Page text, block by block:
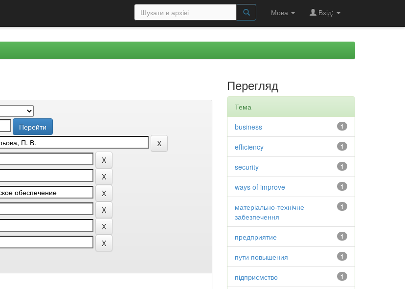
Мова Вхід:
Перегляд
Тема
1
business
1
efficiency
1
security
1
ways of improve
1
матеріально-технічне
забезпечення
1
предприятие
1
пути повышения
1
підприємство